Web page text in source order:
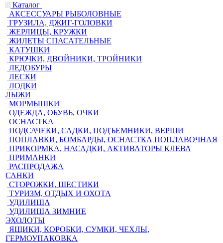
Каталог
АКСЕССУАРЫ РЫБОЛОВНЫЕ
ГРУЗИЛА, ДЖИГ-ГОЛОВКИ
ЖЕРЛИЦЫ, КРУЖКИ
ЖИЛЕТЫ СПАСАТЕЛЬНЫЕ
КАТУШКИ
КРЮЧКИ, ДВОЙНИКИ, ТРОЙНИКИ
ЛЕДОБУРЫ
ЛЕСКИ
ЛОДКИ
ЛЫЖИ
МОРМЫШКИ
ОДЕЖДА, ОБУВЬ, ОЧКИ
ОСНАСТКА
ПОДСАЧЕКИ, САДКИ, ПОДЪЕМНИКИ, ВЕРШИ
ПОПЛАВКИ, БОМБАРДЫ, ОСНАСТКА ПОПЛАВОЧНАЯ
ПРИКОРМКА, НАСАДКИ, АКТИВАТОРЫ КЛЕВА
ПРИМАНКИ
РАСПРОДАЖА
САНКИ
СТОРОЖКИ, ШЕСТИКИ
ТУРИЗМ, ОТДЫХ И ОХОТА
УДИЛИЩА
УДИЛИЩА ЗИМНИЕ
ЭХОЛОТЫ
ЯЩИКИ, КОРОБКИ, СУМКИ, ЧЕХЛЫ,
ГЕРМОУПАКОВКА